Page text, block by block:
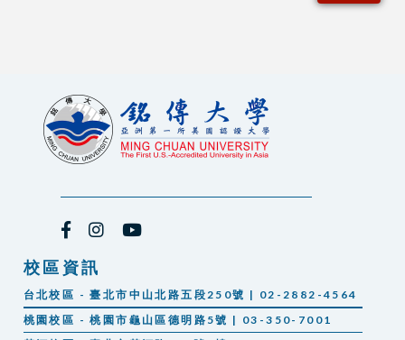
校區資訊
台北校區 - 臺北市中山北路五段250號 | 02-2882-4564
桃園校區 - 桃園市龜山區德明路5號 | 03-350-7001